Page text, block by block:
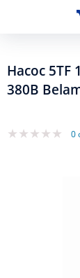
Насос
380В
0